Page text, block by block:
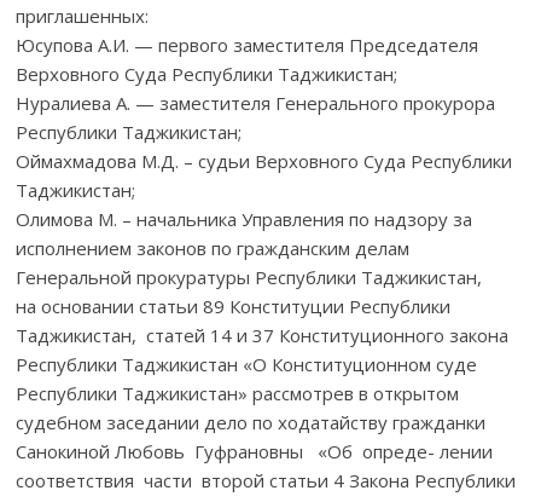
приглашенных:
Юсупова А.И. — первого заместителя Председателя
Верховного Суда Республики Таджикистан;
Нуралиева А. — заместителя Генерального прокурора
Республики Таджикистан;
Оймахмадова М.Д. – судьи Верховного Суда Республики
Таджикистан;
Олимова М. – начальника Управления по надзору за
исполнением законов по гражданским делам
Генеральной прокуратуры Республики Таджикистан,
на основании статьи 89 Конституции Республики
Таджикистан, статей 14 и 37 Конституционного закона
Республики Таджикистан «О Конституционном суде
Республики Таджикистан» рассмотрев в открытом
судебном заседании дело по ходатайству гражданки
Санокиной Любовь Гуфрановны «Об опреде- лении
соответствия части второй статьи 4 Закона Республики